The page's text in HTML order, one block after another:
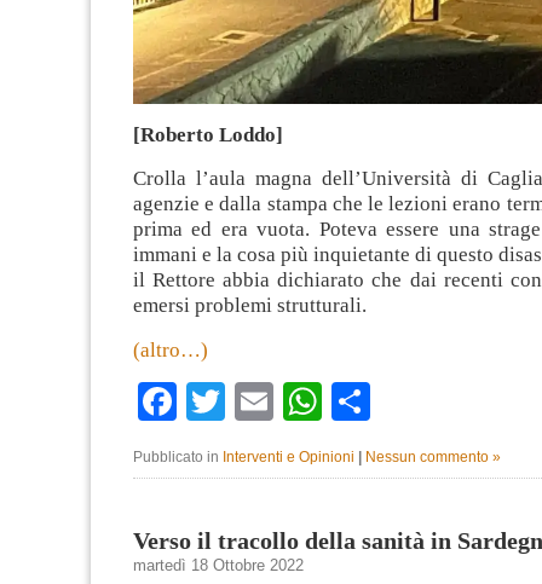
[Roberto Loddo]
Crolla l’aula magna dell’Università di
agenzie e dalla stampa che le lezioni erano
prima ed era vuota. Poteva essere una
immani e la cosa più inquietante di questo
il Rettore abbia dichiarato che dai recenti
emersi problemi strutturali.
(altro…)
Facebook
TwitterEmailWhatsApp
Pubblicato in Interventi e Opinioni | Nessun commento »
Verso il tracollo della sanità in
martedì 18 Ottobre 2022